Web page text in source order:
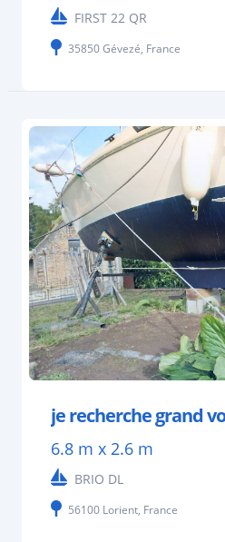
FIRST 22 QR
35850 Gévezé, France
je recherche grand
6.8 m x 2.6 m
BRIO DL
56100 Lorient, France